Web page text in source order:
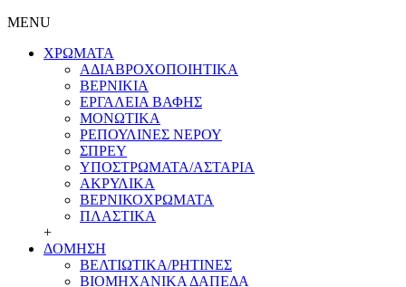
MENU
ΧΡΩΜΑΤΑ
ΑΔΙΑBΡΟΧΟΠΟΙΗΤΙΚΑ
ΒΕΡΝΙΚΙΑ
ΕΡΓΑΛΕΙΑ ΒΑΦΗΣ
ΜΟΝΩΤΙΚΑ
ΡΕΠΟΥΛΙΝΕΣ ΝΕΡΟΥ
ΣΠΡΕΥ
ΥΠΟΣΤΡΩΜΑΤΑ/ΑΣΤΑΡΙΑ
ΑΚΡΥΛΙΚΑ
ΒΕΡΝΙΚΟΧΡΩΜΑΤΑ
ΠΛΑΣΤΙΚΑ
+
ΔΟΜΗΣΗ
ΒΕΛΤΙΩΤΙΚΑ/ΡΗΤΙΝΕΣ
ΒΙΟΜΗΧΑΝΙΚΑ ΔΑΠΕΔΑ